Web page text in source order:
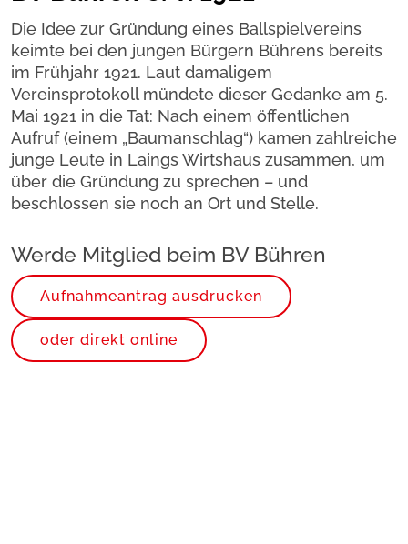
Die Idee zur Gründung eines Ballspielvereins
keimte bei den jungen Bürgern Bührens bereits
im Frühjahr 1921. Laut damaligem
Vereinsprotokoll mündete dieser Gedanke am 5.
Mai 1921 in die Tat: Nach einem öffentlichen
Aufruf (einem „Baumanschlag“) kamen zahlreiche
junge Leute in Laings Wirtshaus zusammen, um
über die Gründung zu sprechen – und
beschlossen sie noch an Ort und Stelle.
Werde Mitglied beim BV Bühren
Aufnahmeantrag ausdrucken
oder direkt online